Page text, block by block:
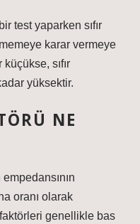
test yaparken sıfır
karar vermeye
sıfır
yüksektir.
NE
oranı olarak
genellikle bas